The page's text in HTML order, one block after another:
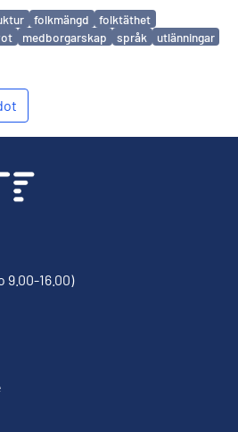
folkmängd
folktäthet
medborgarskap språk utlänningar
9.00-16.00)